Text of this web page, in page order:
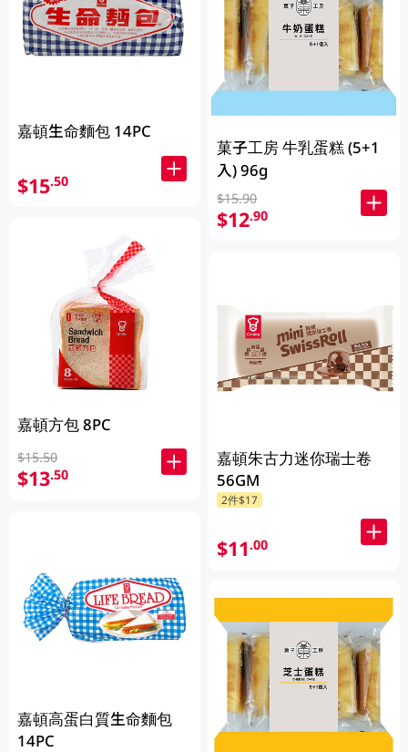
嘉頓生命麵包 14PC
$15.50
嘉頓方包 8PC
$15.50
$13.50
嘉頓高蛋白質生命麵包
14PC
菓子工房 牛乳蛋糕 (5+1
入) 96g
$15.90
$12.90
嘉頓朱古力迷你瑞士卷
56GM
2件$17
$11.00